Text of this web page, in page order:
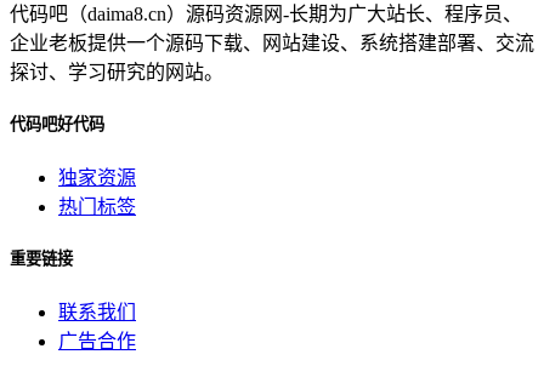
代码吧（daima8.cn）源码资源网-长期为广大站长、程序员、
企业老板提供一个源码下载、网站建设、系统搭建部署、交流
探讨、学习研究的网站。
代码吧好代码
独家资源
热门标签
重要链接
联系我们
广告合作